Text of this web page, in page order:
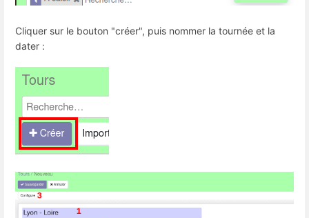
Cliquer sur le bouton "créer", puis nommer la tournée et la
dater :